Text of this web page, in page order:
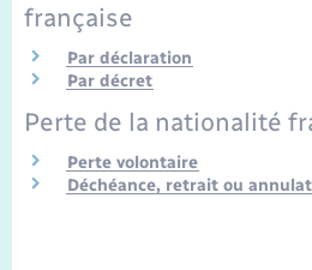
française
Par déclaration
Par décret
Perte de la nationalité
Perte volontaire
Déchéance, retrait ou